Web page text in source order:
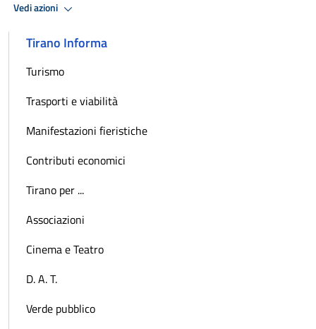
Vedi azioni
Tirano Informa
Turismo
Trasporti e viabilità
Manifestazioni fieristiche
Contributi economici
Tirano per ...
Associazioni
Cinema e Teatro
D. A. T.
Verde pubblico